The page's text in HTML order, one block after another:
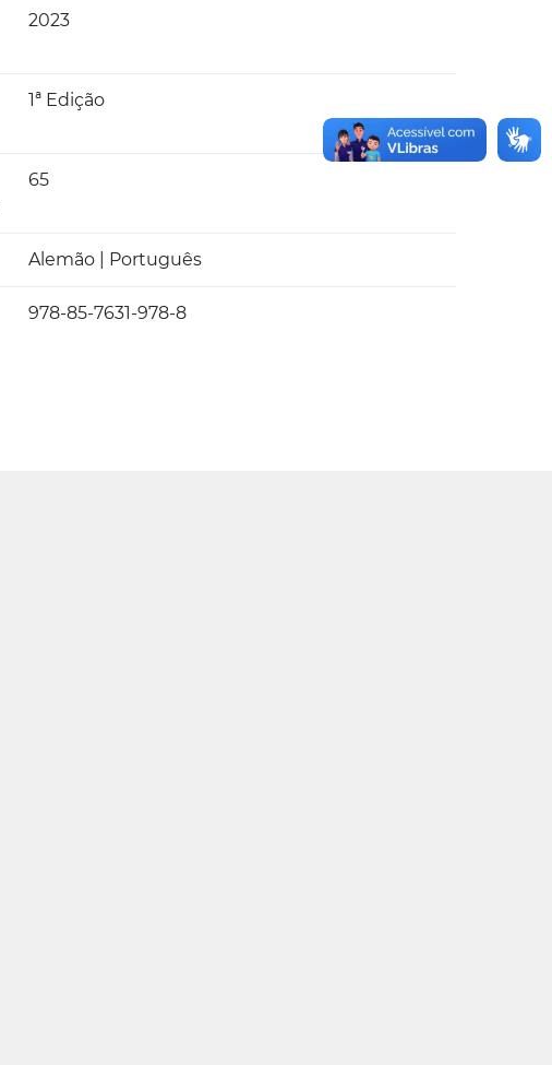
2023
1ª Edição
65
Alemão | Português
978-85-7631-978-8